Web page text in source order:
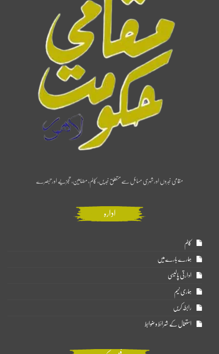
مقامی خبروں اور شہری مسائل سے متعلق خبریں، کالم، مضامین، تجزیے اور تبصرے
ادارہ
کالم
ہمارے بارے میں
ادارتی پالیسی
ہماری ٹیم
رابطہ کریں
استعمال کے شرائط و ضوابط